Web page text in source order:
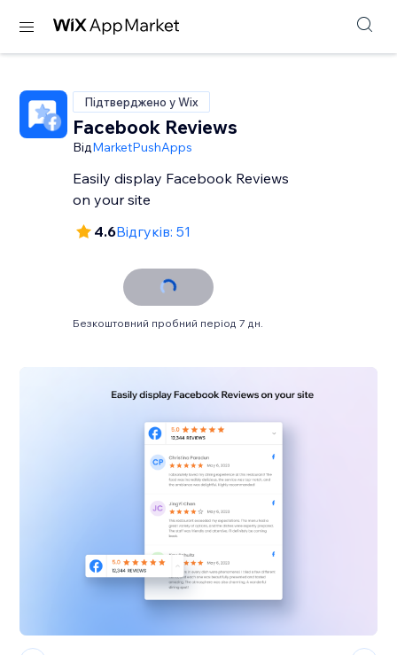
Підтверджено у Wix
Facebook Reviews
ВідMarketPushApps
Easily display Facebook Reviews
on your site
4.6Відгуків: 51
Безкоштовний пробний період 7 дн.